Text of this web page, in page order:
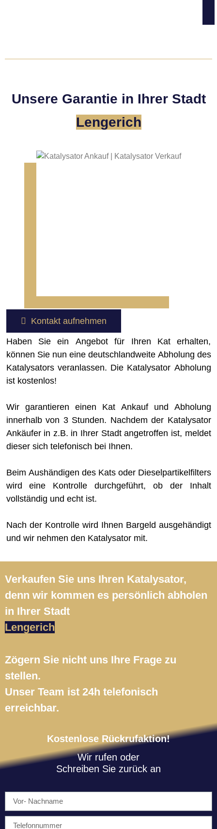
Unsere Garantie in Ihrer Stadt
Lengerich
Kontakt aufnehmen
Haben Sie ein Angebot für Ihren Kat erhalten,
können Sie nun eine deutschlandweite Abholung des
Katalysators veranlassen. Die Katalysator Abholung
ist kostenlos!
Wir garantieren einen Kat Ankauf und Abholung
innerhalb von 3 Stunden. Nachdem der Katalysator
Ankäufer in z.B. in Ihrer Stadt angetroffen ist, meldet
dieser sich telefonisch bei Ihnen.
Beim Aushändigen des Kats oder Dieselpartikelfilters
wird eine Kontrolle durchgeführt, ob der Inhalt
vollständig und echt ist.
Nach der Kontrolle wird Ihnen Bargeld ausgehändigt
und wir nehmen den Katalysator mit.
Verkaufen Sie uns Ihren Katalysator,
denn wir kommen es persönlich abholen
in Ihrer Stadt
Lengerich
Zögern Sie nicht uns Ihre Frage zu
stellen.
Unser Team ist 24h telefonisch
erreichbar.
Kostenlose Rückrufaktion!
Wir rufen oder
Schreiben Sie zurück an